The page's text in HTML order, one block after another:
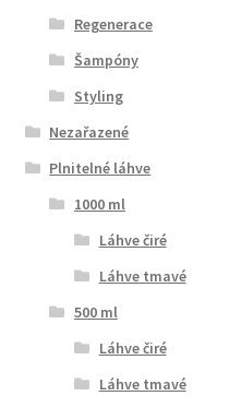
Regenerace
Šampóny
Styling
Nezařazené
Plnitelné láhve
1000 ml
Láhve čiré
Láhve tmavé
500 ml
Láhve čiré
Láhve tmavé